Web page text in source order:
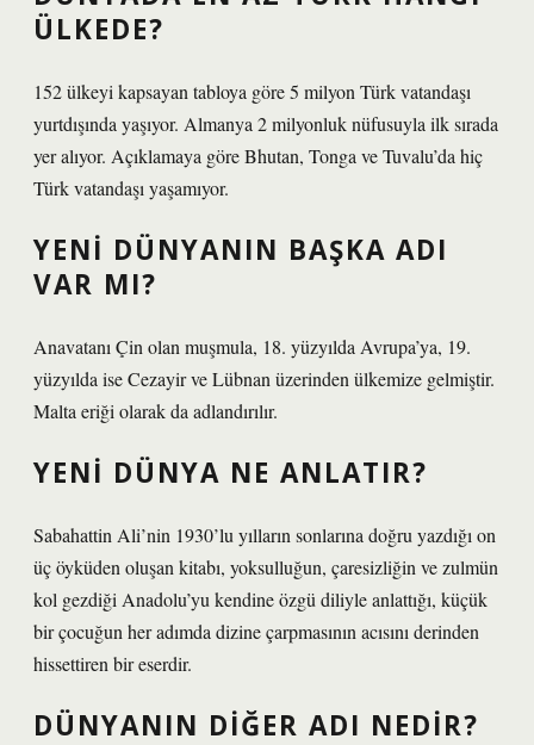
ÜLKEDE?
152 ülkeyi kapsayan tabloya göre 5 milyon Türk vatandaşı
yurtdışında yaşıyor. Almanya 2 milyonluk nüfusuyla ilk sırada
yer alıyor. Açıklamaya göre Bhutan, Tonga ve Tuvalu’da hiç
Türk vatandaşı yaşamıyor.
YENI DÜNYANIN BAŞKA ADI
VAR MI?
Anavatanı Çin olan muşmula, 18. yüzyılda Avrupa’ya, 19.
yüzyılda ise Cezayir ve Lübnan üzerinden ülkemize gelmiştir.
Malta eriği olarak da adlandırılır.
YENI DÜNYA NE ANLATIR?
Sabahattin Ali’nin 1930’lu yılların sonlarına doğru yazdığı on
üç öyküden oluşan kitabı, yoksulluğun, çaresizliğin ve zulmün
kol gezdiği Anadolu’yu kendine özgü diliyle anlattığı, küçük
bir çocuğun her adımda dizine çarpmasının acısını derinden
hissettiren bir eserdir.
DÜNYANIN DIĞER ADI NEDIR?